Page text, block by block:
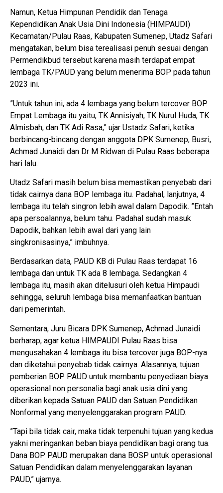
Namun, Ketua Himpunan Pendidik dan Tenaga
Kependidikan Anak Usia Dini Indonesia (HIMPAUDI)
Kecamatan/Pulau Raas, Kabupaten Sumenep, Utadz Safari
mengatakan, belum bisa terealisasi penuh sesuai dengan
Permendikbud tersebut karena masih terdapat empat
lembaga TK/PAUD yang belum menerima BOP pada tahun
2023 ini.
”Untuk tahun ini, ada 4 lembaga yang belum tercover BOP.
Empat Lembaga itu yaitu, TK Annisiyah, TK Nurul Huda, TK
Almisbah, dan TK Adi Rasa,” ujar Ustadz Safari, ketika
berbincang-bincang dengan anggota DPK Sumenep, Busri,
Achmad Junaidi dan Dr M Ridwan di Pulau Raas beberapa
hari lalu.
Utadz Safari masih belum bisa memastikan penyebab dari
tidak cairnya dana BOP lembaga itu. Padahal, lanjutnya, 4
lembaga itu telah singron lebih awal dalam Dapodik. ”Entah
apa persoalannya, belum tahu. Padahal sudah masuk
Dapodik, bahkan lebih awal dari yang lain
singkronisasinya,” imbuhnya.
Berdasarkan data, PAUD KB di Pulau Raas terdapat 16
lembaga dan untuk TK ada 8 lembaga. Sedangkan 4
lembaga itu, masih akan ditelusuri oleh ketua Himpaudi
sehingga, seluruh lembaga bisa memanfaatkan bantuan
dari pemerintah.
Sementara, Juru Bicara DPK Sumenep, Achmad Junaidi
berharap, agar ketua HIMPAUDI Pulau Raas bisa
mengusahakan 4 lembaga itu bisa tercover juga BOP-nya
dan diketahui penyebab tidak cairnya. Alasannya, tujuan
pemberian BOP PAUD untuk membantu penyediaan biaya
operasional non personalia bagi anak usia dini yang
diberikan kepada Satuan PAUD dan Satuan Pendidikan
Nonformal yang menyelenggarakan program PAUD.
”Tapi bila tidak cair, maka tidak terpenuhi tujuan yang kedua
yakni meringankan beban biaya pendidikan bagi orang tua.
Dana BOP PAUD merupakan dana BOSP untuk operasional
Satuan Pendidikan dalam menyelenggarakan layanan
PAUD,” ujarnya.